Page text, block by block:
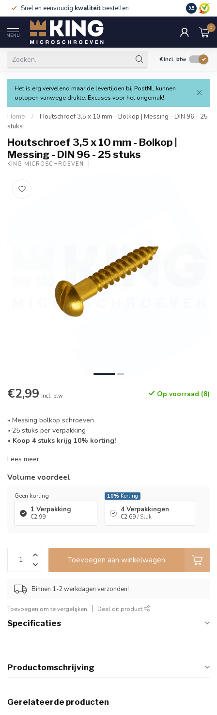
Snel en eenvoudig kwaliteitbestellen 9.5
MENU
0
€Incl. btw
Het is erg vervelend maar de levertijden bij PostNL kunnen
oplopen vanwege drukte. Excuses voor het ongemak!
Home /
Houtschroef 3,5 x 10 mm - Bolkop | Messing - DIN 96 - 25
stuks
Houtschroef 3,5 x 10 mm - Bolkop |
Messing - DIN 96 - 25 stuks
KING MICROSCHROEVEN
€2,99 Incl. btw Op voorraad (8)
» Messing bolkop schroeven
» 25 stuks per verpakking
» Koop 4 stuks krijg 10% korting!
Lees meer.
Volume voordeel
Geen korting
1 Verpakking
€2,99
10% Korting
4 Verpakkingen
€2,69/ Stuk
Toevoegen aan winkelwagen
Binnen 1-2 werkdagen verzonden!
Toevoegen om te vergelijken Deel dit product
Specificaties
Productomschrijving
Gerelateerde producten